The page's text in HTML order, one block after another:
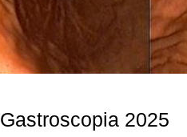
Gastroscopia 2025